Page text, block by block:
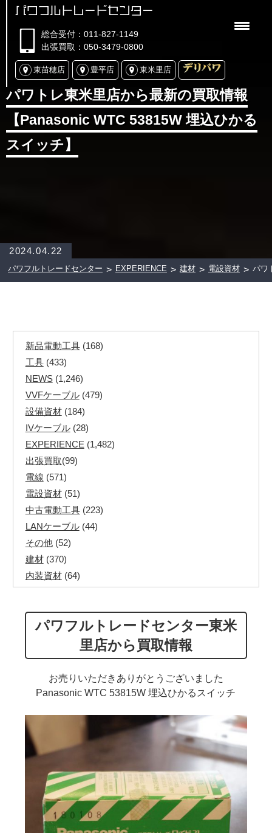
パワフルトレードセンター
総合受付：011-827-1149
出張買取：050-3479-0800
東苗穂店 豊平店 東米里店
パワトレ東米里店から最新の買取情報
【Panasonic WTC 53815W 埋込ひかる
スイッチ】
2024.04.22
パワフルトレードセンター > EXPERIENCE > 建材 > 電設資材 > パワ
新品電動工具(168)
工具(433)
NEWS(1,246)
VVFケーブル(479)
設備資材(184)
IVケーブル(28)
EXPERIENCE (1,482)
出張買取(99)
電線 (571)
電設資材(51)
中古電動工具(223)
LANケーブル(44)
その他(52)
建材(370)
内装資材(64)
その他ツール (48)
その他建築資材(113)
半端電線(40)
マイナーケーブル(13)
CVケーブル
VCTFケーブル
(12)
同軸ケーブル
エコケーブル(3)
パワフルトレードセンター東米
里店から買取情報
お売りいただきありがとうございました
Panasonic WTC 53815W 埋込ひかるスイッチ